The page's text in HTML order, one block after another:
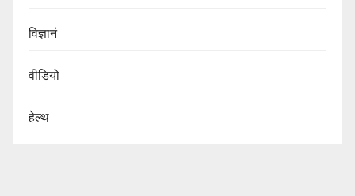
विज्ञानं
वीडियो
हेल्थ